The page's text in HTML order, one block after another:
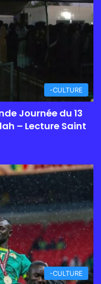
-CULTURE
Journée du 13
– Lecture Saint
-CULTURE